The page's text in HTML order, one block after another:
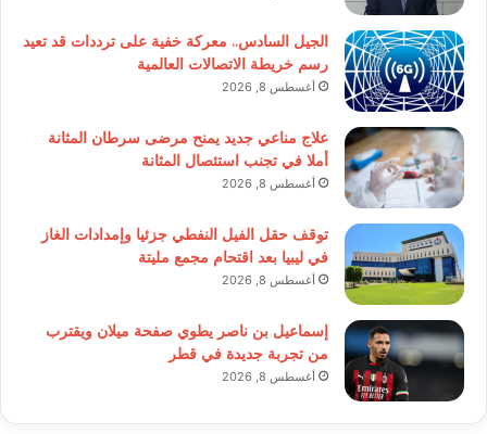
الجيل السادس.. معركة خفية على ترددات قد تعيد
رسم خريطة الاتصالات العالمية
أغسطس 8, 2026
علاج مناعي جديد يمنح مرضى سرطان المثانة
أملا في تجنب استئصال المثانة
أغسطس 8, 2026
توقف حقل الفيل النفطي جزئيا وإمدادات الغاز
في ليبيا بعد اقتحام مجمع مليتة
أغسطس 8, 2026
إسماعيل بن ناصر يطوي صفحة ميلان ويقترب
من تجربة جديدة في قطر
أغسطس 8, 2026